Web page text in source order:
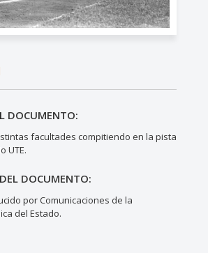
DOCUMENTO:
facultades compitiendo en la pista
UTE.
DOCUMENTO:
por Comunicaciones de la
del Estado.